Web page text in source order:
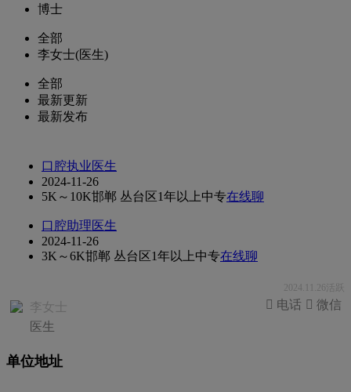
博士
全部
李女士(医生)
全部
最新更新
最新发布
口腔执业医生
2024-11-26
5K～10K邯郸 丛台区1年以上中专在线聊
口腔助理医生
2024-11-26
3K～6K邯郸 丛台区1年以上中专在线聊
2024.11.26活跃
李女士
医生
 微信
 电话
单位地址